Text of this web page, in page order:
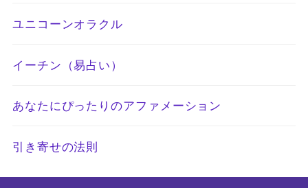
ユニコーンオラクル
イーチン（易占い）
あなたにぴったりのアファメーション
引き寄せの法則